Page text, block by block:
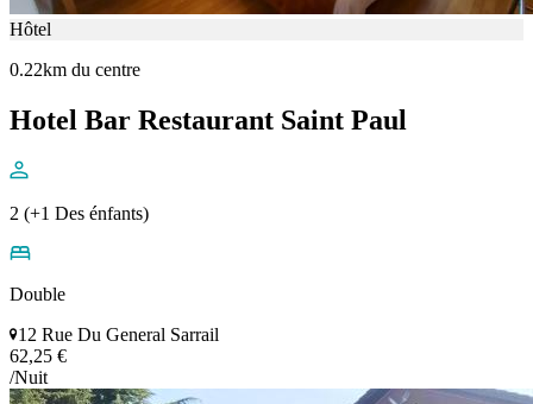
Hôtel
0.22km du centre
Hotel Bar Restaurant Saint Paul
2 (+1 Des énfants)
Double
12 Rue Du General Sarrail
62,25 €
/Nuit